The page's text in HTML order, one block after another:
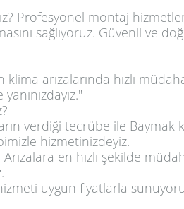
Profesyonel montaj
sağlıyoruz. Güvenli ve
arızalarında hızlı
verdiği tecrübe ile Baymak
hizmetinizdeyiz.
Arızalara en hızlı şekilde
uygun fiyatlarla